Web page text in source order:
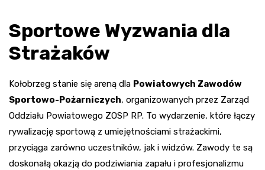
Sportowe Wyzwania dla
Strażaków
Kołobrzeg stanie się areną dla Powiatowych Zawodów
Sportowo-Pożarniczych, organizowanych przez Zarząd
Oddziału Powiatowego ZOSP RP. To wydarzenie, które łączy
rywalizację sportową z umiejętnościami strażackimi,
przyciąga zarówno uczestników, jak i widzów. Zawody te są
doskonałą okazją do podziwiania zapału i profesjonalizmu